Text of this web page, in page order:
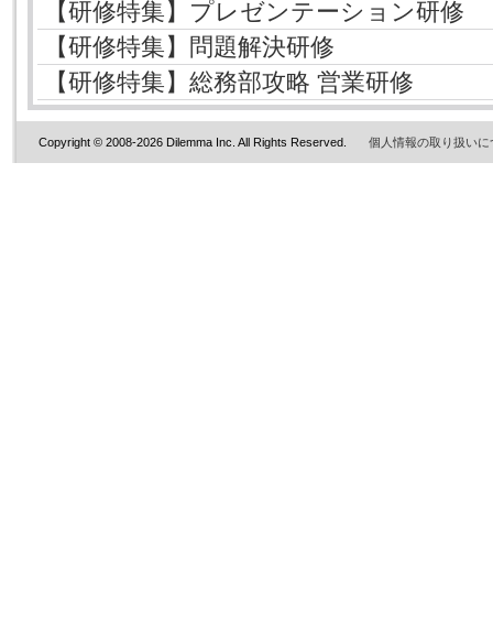
【研修特集】プレゼンテーション研修
【研修特集】問題解決研修
【研修特集】総務部攻略 営業研修
Copyright © 2008-2026 Dilemma Inc. All Rights Reserved. 個人情報の取り扱いに